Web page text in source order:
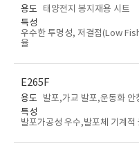
용도
태양전지 봉지재용 시트
특성
우수한 투명성, 저결점(Low
율
E265F
용도
발포,가교 발포,운동화 안
특성
발포가공성 우수,발포체 기계